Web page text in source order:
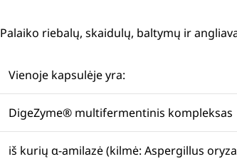
Palaiko riebalų, skaidulų, baltymų ir
Vienoje kapsulėje yra:
DigeZyme® multifermentinis kompleksas
iš kurių ɑ-amilazė (kilmė: Aspergillus